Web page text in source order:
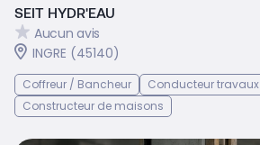
SEIT HYDR'EAU
Aucun avis
INGRE (45140)
Coffreur / Bancheur
Conducteur travaux
Constructeur de maisons